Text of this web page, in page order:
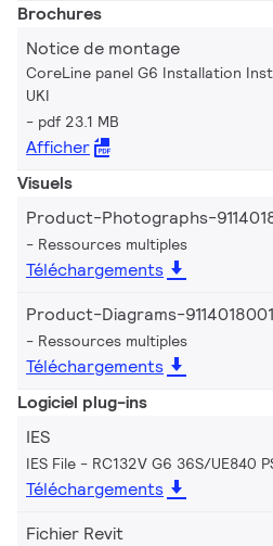
Brochures
Notice de montage
CoreLine panel G6 Installation
UKI
pdf 23.1 MB
Afficher
Visuels
Product-Photographs-
Ressources multiples
Téléchargements
Product-Diagrams-
Ressources multiples
Téléchargements
Logiciel plug-ins
IES
IES File - RC132V G6 36S/UE840
Téléchargements
Fichier Revit